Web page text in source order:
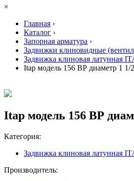
×
Главная ›
Каталог ›
Запорная арматура ›
Задвижки клиновидные
Задвижка клиновая латунная
Itap модель 156 ВР диаметр 1 1/
Itap модель 156 ВР
Категория:
Задвижка клиновая латунная
Производитель: